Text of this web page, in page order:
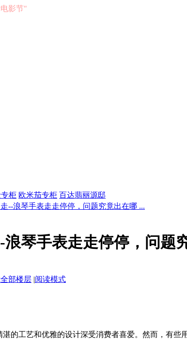
影节"
柜 欧米茄专柜 百达翡丽源邸
--浪琴手表走走停停，问题究竟出在哪 ...
琴手表走走停停，问题
部楼层 |阅读模式
的工艺和优雅的设计深受消费者喜爱。然而，有